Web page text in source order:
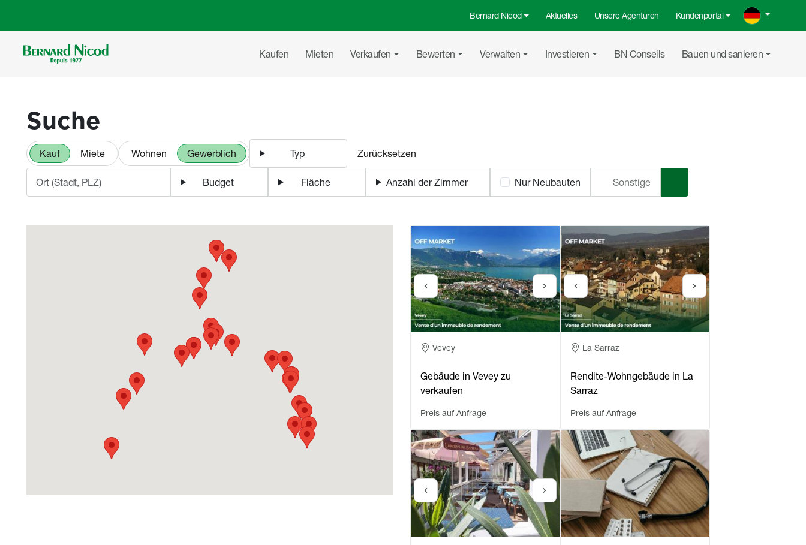
Top-Menü
Bernard Nicod Aktuelles Unsere Agenturen Kundenportal
Hauptnavigation
Kaufen Mieten Verkaufen Bewerten Verwalten Investieren BN Conseils Bauen und sanieren
Gewerbeimmobilien zum Kauf in der Westschweiz
Suche
Kauf Miete Wohnen Gewerblich Typ Zurücksetzen
Budget Fläche Anzahl der Zimmer Nur Neubauten Sonstige
Adresse
Vevey
Gebäude in Vevey zu
verkaufen
Preis auf Anfrage
Adresse
La Sarraz
Rendite-Wohngebäude in La
Sarraz
Preis auf Anfrage